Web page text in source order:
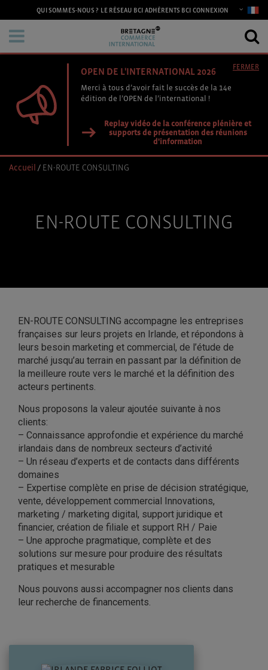
QUI SOMMES-NOUS ? LE RÉSEAU BCI ADHÉRENTS BCI CONNEXION
OPEN DE L'INTERNATIONAL 2026
Merci à tous d’avoir fait le succès de la 14e
édition de l’OPEN de l’international !
Replay vidéo de la conférence plénière et
supports de présentation des réunions
d'information
FERMER
Accueil / EN-ROUTE CONSULTING
EN-ROUTE CONSULTING
EN-ROUTE CONSULTING accompagne les entreprises
françaises sur leurs projets en Irlande, et répondons à
leurs besoin marketing et commercial, de l’étude de
marché jusqu’au terrain en passant par la définition de
la meilleure route vers le marché et la définition des
acteurs pertinents.
Nous proposons la valeur ajoutée suivante à nos
clients:
– Connaissance approfondie et expérience du marché
irlandais dans de nombreux secteurs d’activité
– Un réseau d’experts et de contacts dans différents
domaines
– Expertise complète en prise de décision stratégique,
vente, développement commercial Innovations,
marketing / marketing digital, support juridique et
financier, création de filiale et support RH / Paie
– Une approche pragmatique, complète et des
solutions sur mesure pour produire des résultats
pratiques et mesurable
Nous pouvons aussi accompagner nos clients dans
leur recherche de financements.